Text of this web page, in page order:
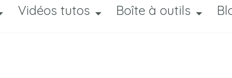
Vidéos tutos Boîte à outils